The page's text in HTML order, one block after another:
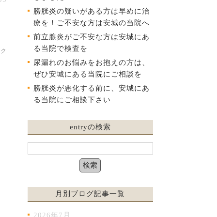
膀胱炎の疑いがある方は早めに治
療を！ご不安な方は安城の当院へ
前立腺炎がご不安な方は安城にあ
る当院で検査を
尿漏れのお悩みをお抱えの方は、
ぜひ安城にある当院にご相談を
膀胱炎が悪化する前に、安城にあ
る当院にご相談下さい
entryの検索
月別ブログ記事一覧
2026年7月